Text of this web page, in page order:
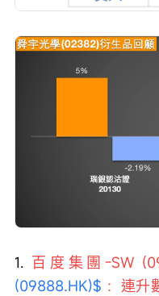
1. 百度集團-SW
(09888.HK)$ ：連升